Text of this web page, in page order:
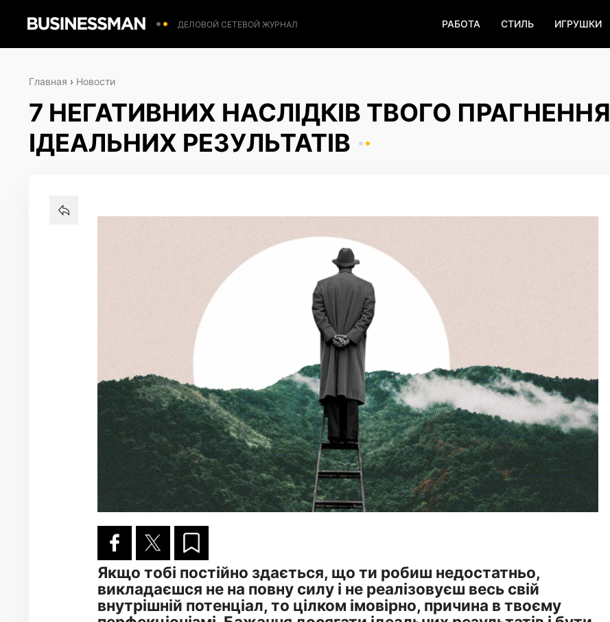
ДЕЛОВОЙ СЕТЕВОЙ ЖУРНАЛ РАБОТА СТИЛЬ ИГРУШКИ
Главная › Новости
7 НЕГАТИВНИХ НАСЛІДКІВ ТВОГО ПРАГНЕННЯ
ІДЕАЛЬНИХ РЕЗУЛЬТАТІВ
Якщо тобі постійно здається, що ти робиш недостатньо,
викладаєшся не на повну силу і не реалізовуєш весь свій
внутрішній потенціал, то цілком імовірно, причина в твоєму